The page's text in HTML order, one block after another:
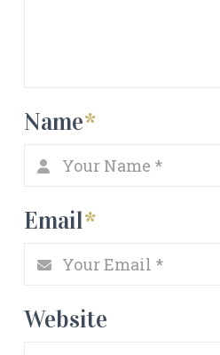
Name*
Email*
Website